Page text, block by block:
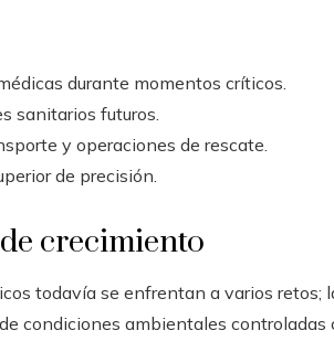
durante momentos críticos.
sanitarios futuros.
y operaciones de rescate.
de precisión.
crecimiento
todavía se enfrentan a varios retos;
condiciones ambientales controladas